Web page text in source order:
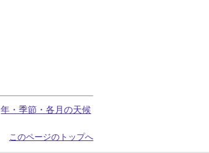
年・季節・各月の天候
このページのトップへ